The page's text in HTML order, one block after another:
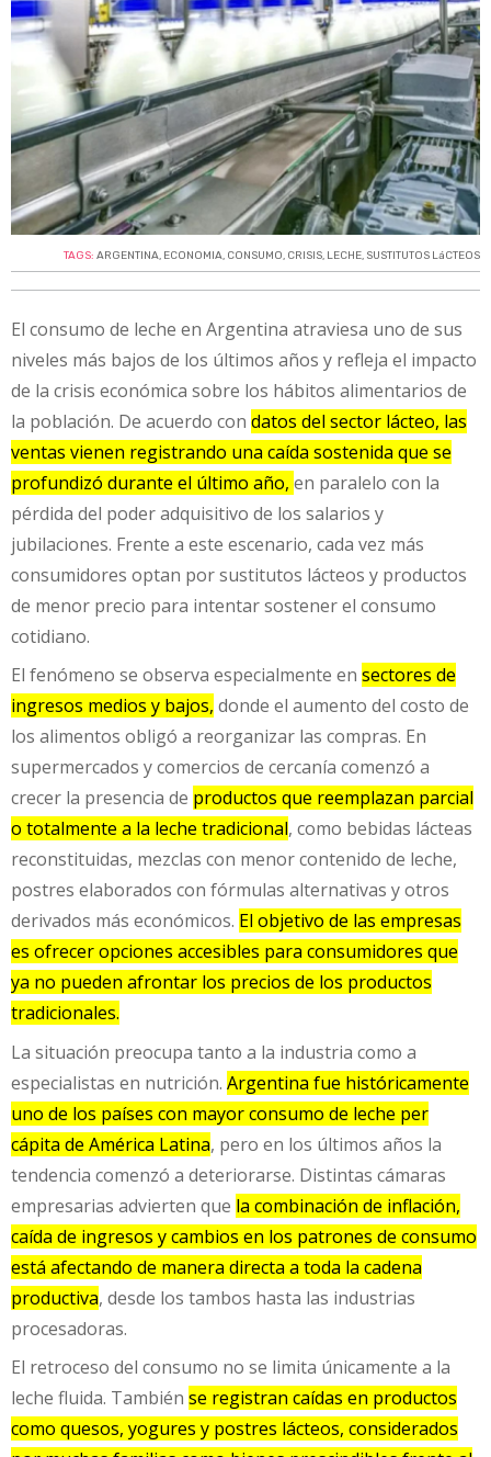
TAGS: ARGENTINA, ECONOMIA, CONSUMO, CRISIS, LECHE, SUSTITUTOS LáCTEOS
El consumo de leche en Argentina atraviesa uno de sus
niveles más bajos de los últimos años y refleja el impacto
de la crisis económica sobre los hábitos alimentarios de
la población. De acuerdo con datos del sector lácteo, las
ventas vienen registrando una caída sostenida que se
profundizó durante el último año, en paralelo con la
pérdida del poder adquisitivo de los salarios y
jubilaciones. Frente a este escenario, cada vez más
consumidores optan por sustitutos lácteos y productos
de menor precio para intentar sostener el consumo
cotidiano.
El fenómeno se observa especialmente en sectores de
ingresos medios y bajos, donde el aumento del costo de
los alimentos obligó a reorganizar las compras. En
supermercados y comercios de cercanía comenzó a
crecer la presencia de productos que reemplazan parcial
o totalmente a la leche tradicional, como bebidas lácteas
reconstituidas, mezclas con menor contenido de leche,
postres elaborados con fórmulas alternativas y otros
derivados más económicos. El objetivo de las empresas
es ofrecer opciones accesibles para consumidores que
ya no pueden afrontar los precios de los productos
tradicionales.
La situación preocupa tanto a la industria como a
especialistas en nutrición. Argentina fue históricamente
uno de los países con mayor consumo de leche per
cápita de América Latina, pero en los últimos años la
tendencia comenzó a deteriorarse. Distintas cámaras
empresarias advierten que la combinación de inflación,
caída de ingresos y cambios en los patrones de consumo
está afectando de manera directa a toda la cadena
productiva, desde los tambos hasta las industrias
procesadoras.
El retroceso del consumo no se limita únicamente a la
leche fluida. También se registran caídas en productos
como quesos, yogures y postres lácteos, considerados